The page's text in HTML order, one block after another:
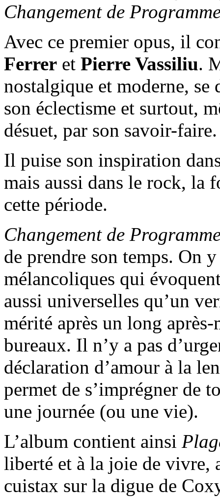
Changement de
Avec ce premier opus, il
Ferrer et Pierre Vassiliu.
nostalgique et moderne,
son éclectisme et surtout,
désuet, par son savoir-faire.
Il puise son inspiration
mais aussi dans le rock, la
cette période.
Changement de
de prendre son temps. On
mélancoliques qui
aussi universelles qu’un
mérité après un long
bureaux. Il n’y a pas
déclaration d’amour à la
permet de s’imprégner de
une journée (ou une vie).
L’album contient ainsi
liberté et à la joie de vivre,
cuistax sur la digue de